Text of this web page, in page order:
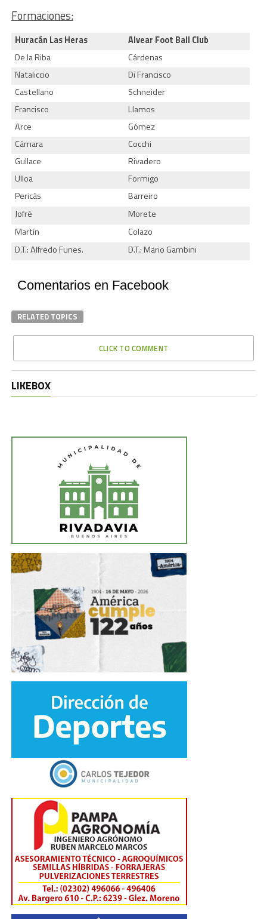
Formaciones:
Huracán Las Heras
Alvear Foot Ball Club
De la Riba
Cárdenas
Nataliccio
Di Francisco
Castellano
Schneider
Francisco
Llamos
Arce
Gómez
Cámara
Cocchi
Gullace
Rivadero
Ulloa
Formigo
Pericás
Barreiro
Jofré
Morete
Martín
Colazo
D.T.: Alfredo Funes.
D.T.: Mario Gambini
Comentarios en Facebook
RELATED TOPICS
CLICK TO COMMENT
LIKEBOX